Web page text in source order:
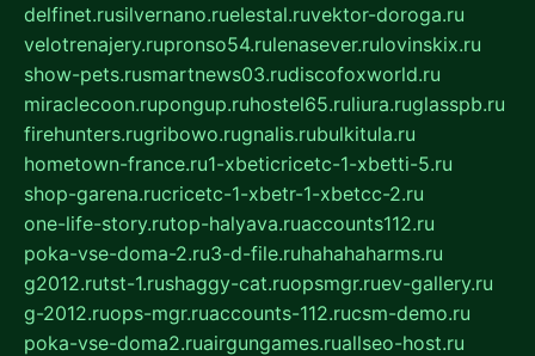
delfinet.rusilvernano.ruelestal.ruvektor-doroga.ru
velotrenajery.rupronso54.rulenasever.rulovinskix.ru
show-pets.rusmartnews03.rudiscofoxworld.ru
miraclecoon.rupongup.ruhostel65.ruliura.ruglasspb.ru
firehunters.rugribowo.rugnalis.rubulkitula.ru
hometown-france.ru1-xbeticricetc-1-xbetti-5.ru
shop-garena.rucricetc-1-xbetr-1-xbetcc-2.ru
one-life-story.rutop-halyava.ruaccounts112.ru
poka-vse-doma-2.ru3-d-file.ruhahahaharms.ru
g2012.rutst-1.rushaggy-cat.ruopsmgr.ruev-gallery.ru
g-2012.ruops-mgr.ruaccounts-112.rucsm-demo.ru
poka-vse-doma2.ruairgungames.ruallseo-host.ru